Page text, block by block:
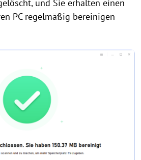
und Sie erhalten einen
PC regelmäßig bereinigen